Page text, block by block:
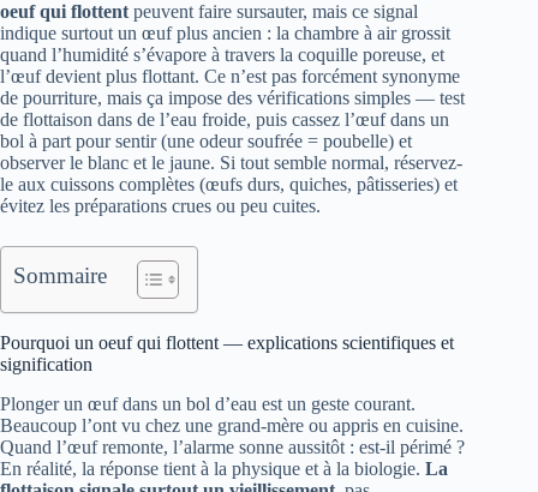
oeuf qui flottent peuvent faire sursauter, mais ce signal
indique surtout un œuf plus ancien : la chambre à air grossit
quand l’humidité s’évapore à travers la coquille poreuse, et
l’œuf devient plus flottant. Ce n’est pas forcément synonyme
de pourriture, mais ça impose des vérifications simples — test
de flottaison dans de l’eau froide, puis cassez l’œuf dans un
bol à part pour sentir (une odeur soufrée = poubelle) et
observer le blanc et le jaune. Si tout semble normal, réservez-
le aux cuissons complètes (œufs durs, quiches, pâtisseries) et
évitez les préparations crues ou peu cuites.
Sommaire
Pourquoi un oeuf qui flottent — explications scientifiques et
signification
Plonger un œuf dans un bol d’eau est un geste courant.
Beaucoup l’ont vu chez une grand‑mère ou appris en cuisine.
Quand l’œuf remonte, l’alarme sonne aussitôt : est‑il périmé ?
En réalité, la réponse tient à la physique et à la biologie. La